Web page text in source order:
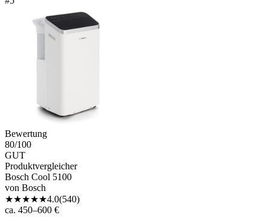
Bewertung
80/100
GUT
Produktvergleicher
Bosch Cool 5100
von Bosch
★★★★★4.0(540)
ca. 450–600 €